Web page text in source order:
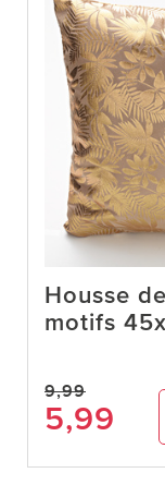
Housse
motifs
9,99
5,99